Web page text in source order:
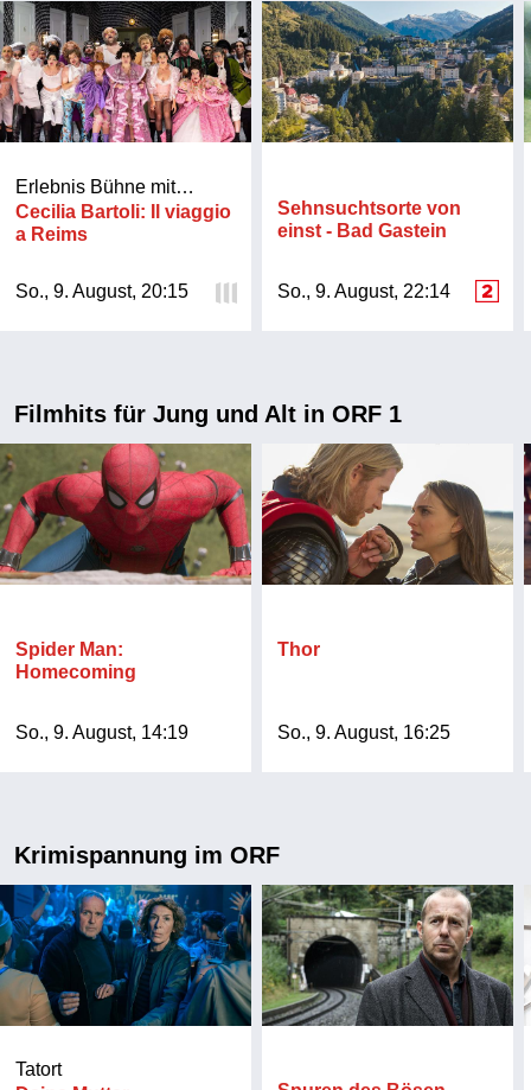
Erlebnis Bühne mit
Barbara Rett
Cecilia Bartoli: Il viaggio
a Reims
So., 9. August, 20:15
Sehnsuchtsorte von
einst - Bad Gastein
So., 9. August, 22:14
Filmhits für Jung und Alt in ORF 1
Spider Man:
Homecoming
So., 9. August, 14:19
Thor
So., 9. August, 16:25
Krimispannung im ORF
Tatort